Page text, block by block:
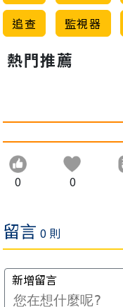
追查
監視器
熱門推薦
0 0